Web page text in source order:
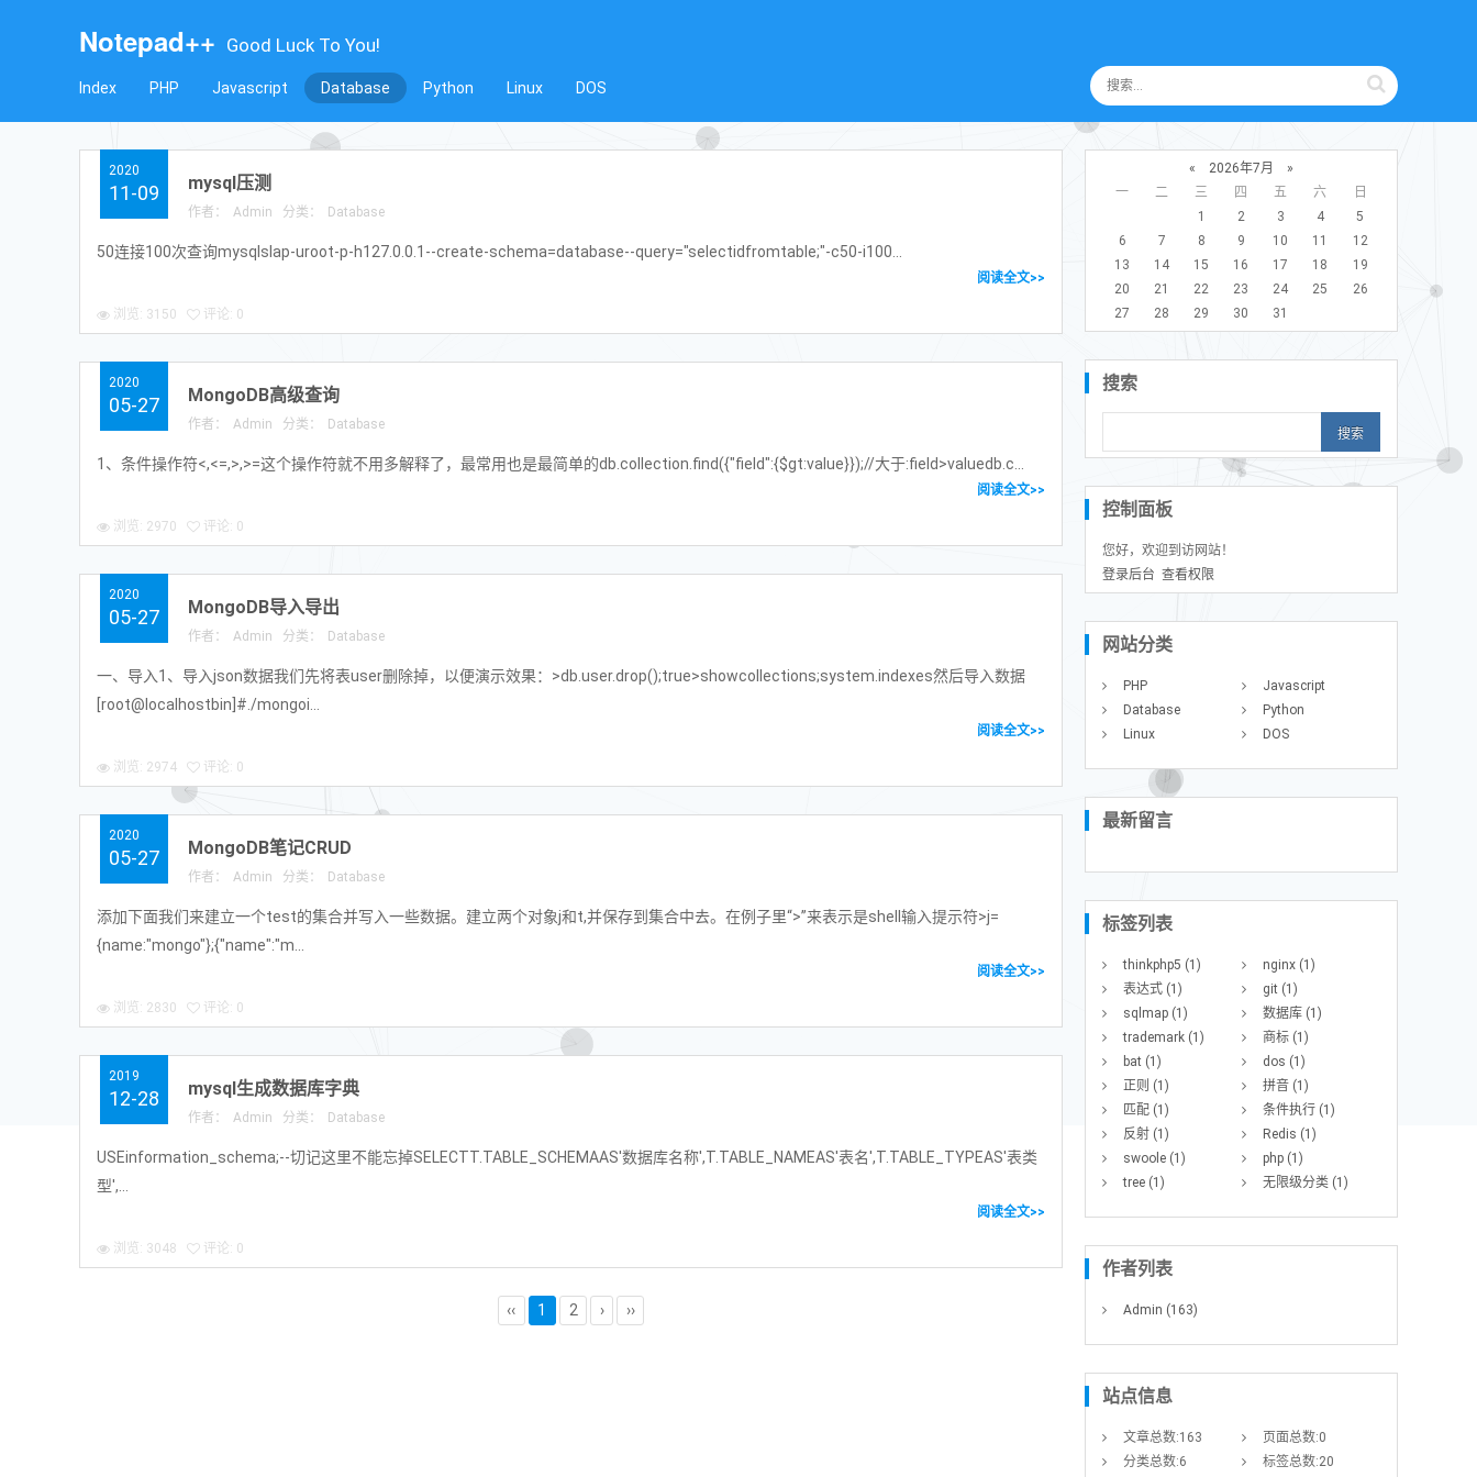
Notepad++ Good Luck To You!
Index PHP Javascript Database Python Linux DOS
mysql压测
作者： Admin 分类： Database
2020
11-09
50连接100次查询mysqlslap-uroot-p-h127.0.0.1--create-schema=database--query="selectidfromtable;"-c50-i100...
阅读全文>>
浏览: 3150 评论: 0
MongoDB高级查询
作者： Admin 分类： Database
2020
05-27
1、条件操作符<,<=,>,>=这个操作符就不用多解释了，最常用也是最简单的db.collection.find({"field":{$gt:value}});//大于:field>valuedb.c...
阅读全文>>
浏览: 2970 评论: 0
MongoDB导入导出
作者： Admin 分类： Database
2020
05-27
一、导入1、导入json数据我们先将表user删除掉，以便演示效果：>db.user.drop();true>showcollections;system.indexes然后导入数据
[root@localhostbin]#./mongoi...
阅读全文>>
浏览: 2974 评论: 0
MongoDB笔记CRUD
作者： Admin 分类： Database
2020
05-27
添加下面我们来建立一个test的集合并写入一些数据。建立两个对象j和t,并保存到集合中去。在例子里“>”来表示是shell输入提示符>j=
{name:"mongo"};{"name":"m...
阅读全文>>
浏览: 2830 评论: 0
mysql生成数据库字典
作者： Admin 分类： Database
2019
12-28
USEinformation_schema;--切记这里不能忘掉SELECTT.TABLE_SCHEMAAS'数据库名称',T.TABLE_NAMEAS'表名',T.TABLE_TYPEAS'表类
型',...
阅读全文>>
浏览: 3048 评论: 0
‹‹ 1 2 › ››
« 2026年7月
»
一
二 三 四 五 六
日
1
2 3 4
5
6
7 8 9 10 11
12
13
14 15 16 17 18
19
20
21 22 23 24 25
26
27
28 29 30 31
搜索
控制面板
您好，欢迎到访网站！
登录后台 查看权限
网站分类
PHP
Javascript
Database
Python
Linux
DOS
最新留言
标签列表
thinkphp5 (1) nginx(1)
表达式 (1) git(1)
sqlmap (1) 数据库(1)
trademark (1) 商标(1)
bat (1) dos (1)
正则 (1) 拼音(1)
匹配 (1) 条件执行(1)
反射 (1) Redis (1)
swoole (1) php(1)
tree (1) 无限级分类(1)
作者列表
Admin (163)
站点信息
文章总数:163
页面总数:0
分类总数:6
标签总数:20